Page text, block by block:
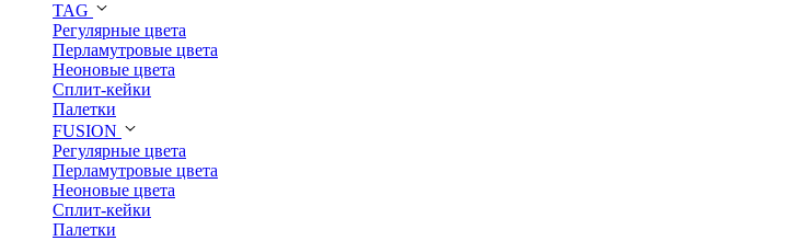
TAG
Регулярные цвета
Перламутровые цвета
Неоновые цвета
Сплит-кейки
Палетки
FUSION
Регулярные цвета
Перламутровые цвета
Неоновые цвета
Сплит-кейки
Палетки